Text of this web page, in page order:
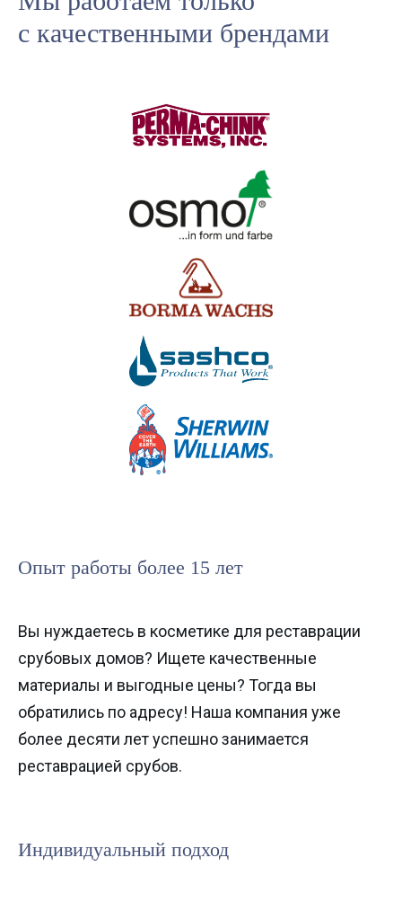
с качественными брендами
Опыт работы более 15 лет
Вы нуждаетесь в косметике для реставрации
срубовых домов? Ищете качественные
материалы и выгодные цены? Тогда вы
обратились по адресу! Наша компания уже
более десяти лет успешно занимается
реставрацией срубов.
Индивидуальный подход